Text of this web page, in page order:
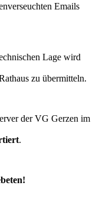
Emails
Lage wird
zu übermitteln.
der VG Gerzen im
.